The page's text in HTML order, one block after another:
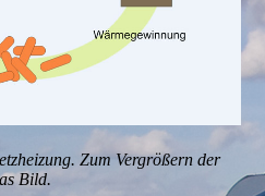
Zum Vergrößern der
Bild.